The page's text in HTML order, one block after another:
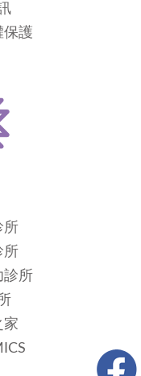
保護
所
所
診所
家